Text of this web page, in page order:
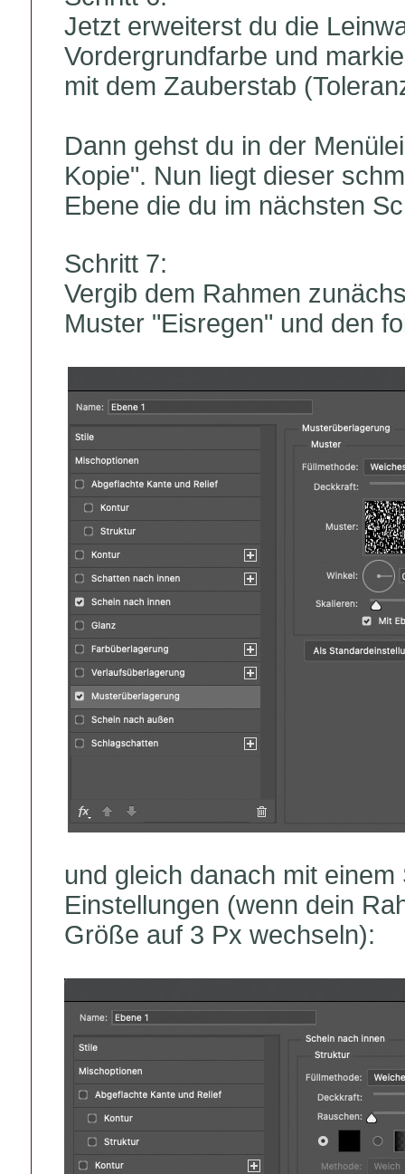
Jetzt erweiterst du die
Vordergrundfarbe und
mit dem Zauberstab
Dann gehst du in der
Kopie". Nun liegt dieser
Ebene die du im nächsten
Schritt 7:
Vergib dem Rahmen
Muster "Eisregen" und den
und gleich danach mit
Einstellungen (wenn dein
Größe auf 3 Px wechseln):